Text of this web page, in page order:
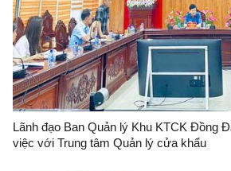
Lãnh đạo Ban Quản lý Khu KTCK Đồng
việc với Trung tâm Quản lý cửa khẩu